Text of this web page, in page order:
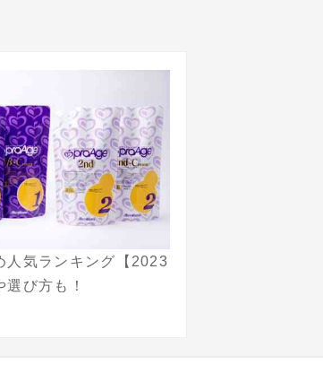
人気ランキング【2023
び方も！